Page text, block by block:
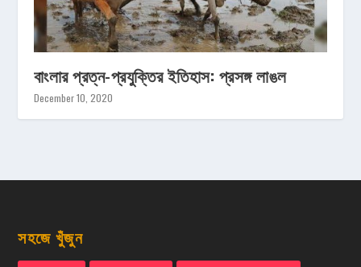
বাংলার প্রত্ন-প্রযুক্তির ইতিহাস: প্রসঙ্গ লাঙল
December 10, 2020
সহজে খুঁজুন